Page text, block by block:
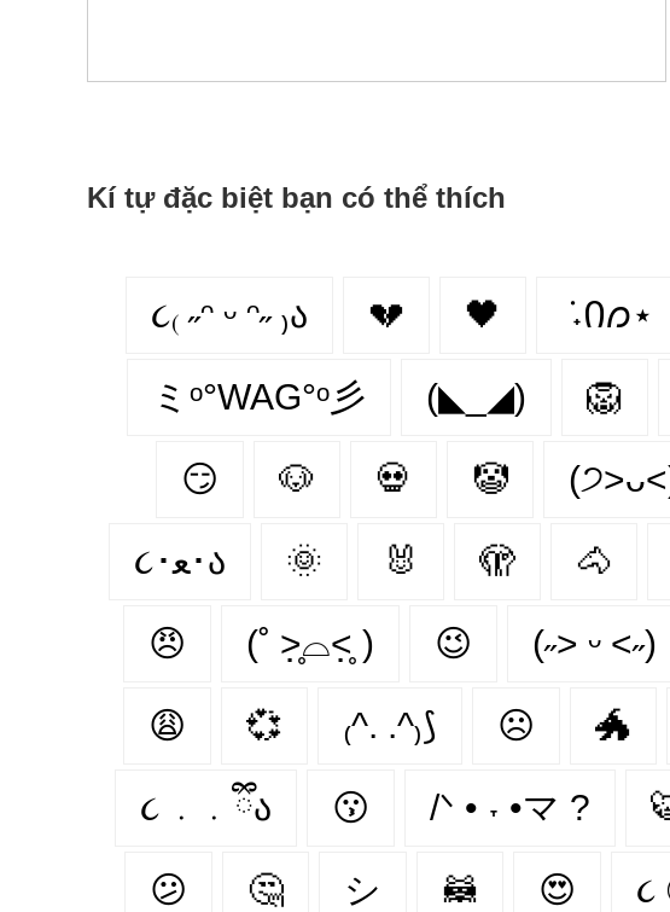
Kí tự đặc biệt bạn có thể thích
૮₍ ˶ᵔ ᵕ ᵔ˶ ₎ა 💔 🖤 ݁ ˖Ი𐑼⋆
ミᵒ°WAG°ᵒ彡 (◣_◢) 🦁
😏 🐶 💀 🤡
૮･ﻌ･ა 🌞 🐰 🫣 🐴
😠 (˚ ˃̣̣̥⌓˂̣̣̥ ) 😉 (˶˃ ᵕ ˂˶)
😩 💞 ₍^. .^₎⟆ ☹ 🐲
૮ ․ ․ ྀིა 😗 /ᐠ • ˕ •マ ?
😕 🤔 シ 🦝 😍